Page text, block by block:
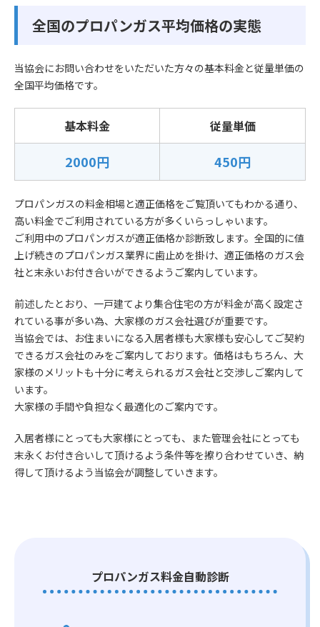
全国のプロパンガス平均価格の実態
当協会にお問い合わせをいただいた方々の基本料金と従量単価の
全国平均価格です。
基本料金 従量単価
2000円 450円
プロパンガスの料金相場と適正価格をご覧頂いてもわかる通り、
高い料金でご利用されている方が多くいらっしゃいます。
ご利用中のプロパンガスが適正価格か診断致します。全国的に値
上げ続きのプロパンガス業界に歯止めを掛け、適正価格のガス会
社と末永いお付き合いができるようご案内しています。
前述したとおり、一戸建てより集合住宅の方が料金が高く設定さ
れている事が多い為、大家様のガス会社選びが重要です。
当協会では、お住まいになる入居者様も大家様も安心してご契約
できるガス会社のみをご案内しております。価格はもちろん、大
家様のメリットも十分に考えられるガス会社と交渉しご案内して
います。
大家様の手間や負担なく最適化のご案内です。
入居者様にとっても大家様にとっても、また管理会社にとっても
末永くお付き合いして頂けるよう条件等を擦り合わせていき、納
得して頂けるよう当協会が調整していきます。
プロパンガス料金自動診断